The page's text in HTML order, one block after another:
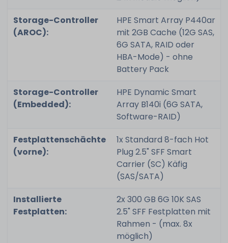
Storage-Controller
(AROC):
HPE Smart Array P440ar
mit 2GB Cache (12G SAS,
6G SATA, RAID oder
HBA-Mode) - ohne
Battery Pack
Storage-Controller
(Embedded):
HPE Dynamic Smart
Array B140i (6G SATA,
Software-RAID)
Festplattenschächte
(vorne):
1x Standard 8-fach Hot
Plug 2.5" SFF Smart
Carrier (SC) Käfig
(SAS/SATA)
Installierte
Festplatten:
2x 300 GB 6G 10K SAS
2.5" SFF Festplatten mit
Rahmen - (max. 8x
möglich)